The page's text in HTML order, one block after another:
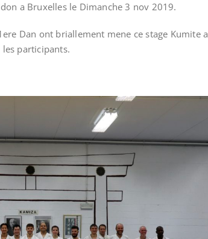
a Bruxelles le Dimanche 3 nov 2019.
Dan ont briallement mene ce stage Kumite a
participants.